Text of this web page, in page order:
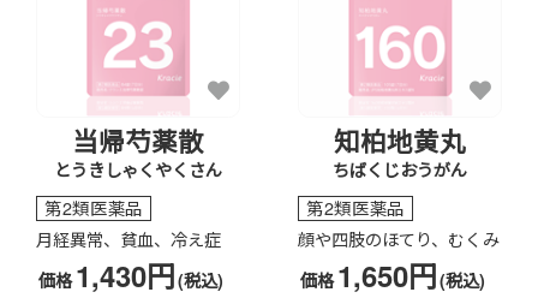
当帰芍薬散
とうきしゃくやくさん
第2類医薬品
月経異常、貧血、冷え症
価格1,430円(税込)
知柏地黄丸
ちばくじおうがん
第2類医薬品
顔や四肢のほてり、むくみ
価格1,650円(税込)